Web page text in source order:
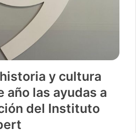
y cultura
año las ayudas a
del Instituto